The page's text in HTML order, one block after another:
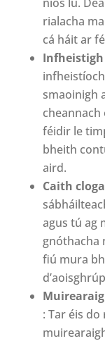
rialacha
cá háit ar
smaoinigh
cheannach
féidir le
bheith
aird.
Caith
agus tú ag
gnóthacha
fiú mura
: Tar éis